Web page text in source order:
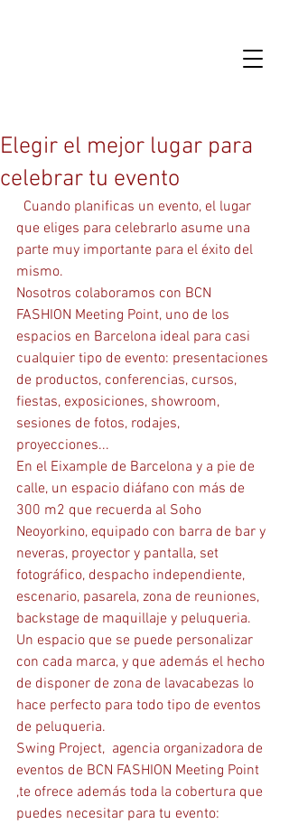
Elegir el mejor lugar para
celebrar tu evento
que eliges para celebrarlo asume una
parte muy importante para el éxito del
mismo.
Nosotros colaboramos con BCN
FASHION Meeting Point, uno de los
espacios en Barcelona ideal para casi
cualquier tipo de evento: presentaciones
de productos, conferencias, cursos,
fiestas, exposiciones, showroom,
sesiones de fotos, rodajes,
proyecciones...
En el Eixample de Barcelona y a pie de
calle, un espacio diáfano con más de
300 m2 que recuerda al Soho
Neoyorkino, equipado con barra de bar y
neveras, proyector y pantalla, set
fotográfico, despacho independiente,
escenario, pasarela, zona de reuniones,
backstage de maquillaje y peluqueria.
Un espacio que se puede personalizar
con cada marca, y que además el hecho
de disponer de zona de lavacabezas lo
hace perfecto para todo tipo de eventos
de peluqueria.
Swing Project,  agencia organizadora de
eventos de BCN FASHION Meeting Point
,te ofrece además toda la cobertura que
puedes necesitar para tu evento: